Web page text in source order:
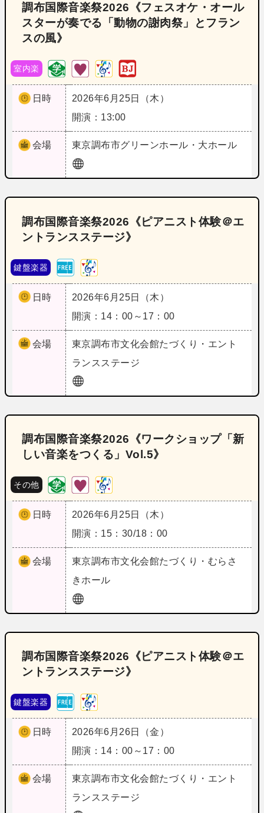
調布国際音楽祭2026《フェスオケ・オール
スターが奏でる「動物の謝肉祭」とフラン
スの風》
室内楽
日時
2026年6月25日（木）
開演：13:00
会場 東京調布市グリーンホール・大ホール
調布国際音楽祭2026《ピアニスト体験＠エ
ントランスステージ》
鍵盤楽器
日時
2026年6月25日（木）
開演：14：00～17：00
会場 東京調布市文化会館たづくり・エント
ランスステージ
調布国際音楽祭2026《ワークショップ「新
しい音楽をつくる」Vol.5》
その他
日時
2026年6月25日（木）
開演：15：30/18：00
会場 東京調布市文化会館たづくり・むらさ
きホール
調布国際音楽祭2026《ピアニスト体験＠エ
ントランスステージ》
鍵盤楽器
日時
2026年6月26日（金）
開演：14：00～17：00
会場 東京調布市文化会館たづくり・エント
ランスステージ